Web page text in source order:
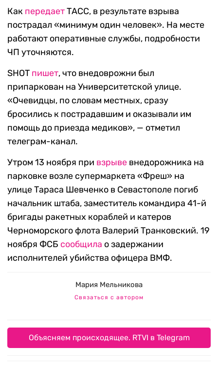
Как передаетТАСС, в результате взрыва
пострадал «минимум один человек». На месте
работают оперативные службы, подробности
ЧП уточняются.
SHOT пишет, что внедоврожни был
припаркован на Университетской улице.
«Очевидцы, по словам местных, сразу
бросились к пострадавшим и оказывали им
помощь до приезда медиков», — отметил
телеграм-канал.
Утром 13 ноября при взрыве внедорожника на
парковке возле супермаркета «Фреш» на
улице Тараса Шевченко в Севастополе погиб
начальник штаба, заместитель командира 41-й
бригады ракетных кораблей и катеров
Черноморского флота Валерий Транковский. 19
ноября ФСБ сообщила о задержании
исполнителей убийства офицера ВМФ.
Мария Мельникова
Связаться с автором
Объясняем происходящее. RTVI в Telegram